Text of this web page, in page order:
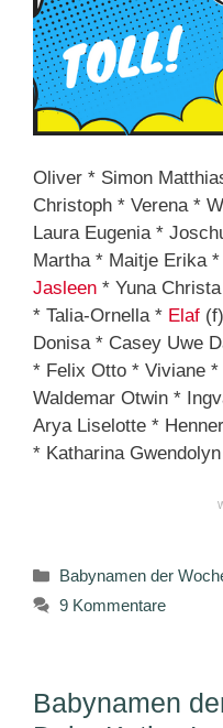
Oliver * Simon
Christoph * Verena *
Laura Eugenia *
Martha * Maitje Erika *
Jasleen * Yuna
* Talia-Ornella * Elaf
Donisa * Casey Uwe
* Felix Otto * Viviane
Waldemar Otwin *
Arya Liselotte *
* Katharina Gwendolyn
Kategorien
Babynamen der
9 Kommentare
Babynamen